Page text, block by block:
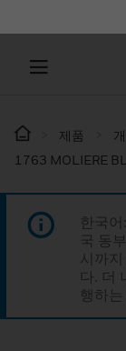
제품
1763 MOLIERE
한국
국 동
시까
다. 더
행하